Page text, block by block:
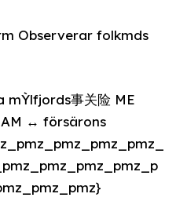
Observerar folkmds
mỲlfjords事关险 ME
↔ försärons